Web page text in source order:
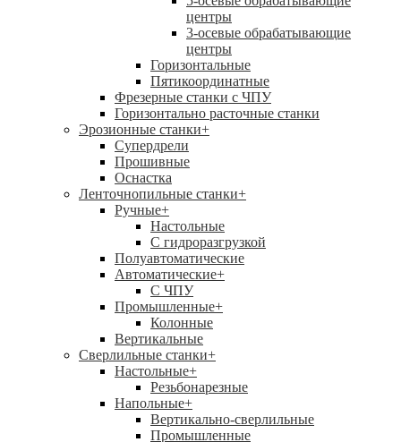
центры
3-осевые обрабатывающие
центры
Горизонтальные
Пятикоординатные
Фрезерные станки с ЧПУ
Горизонтально расточные станки
Эрозионные станки+
Супердрели
Прошивные
Оснастка
Ленточнопильные станки+
Ручные+
Настольные
С гидроразгрузкой
Полуавтоматические
Автоматические+
С ЧПУ
Промышленные+
Колонные
Вертикальные
Сверлильные станки+
Настольные+
Резьбонарезные
Напольные+
Вертикально-сверлильные
Промышленные